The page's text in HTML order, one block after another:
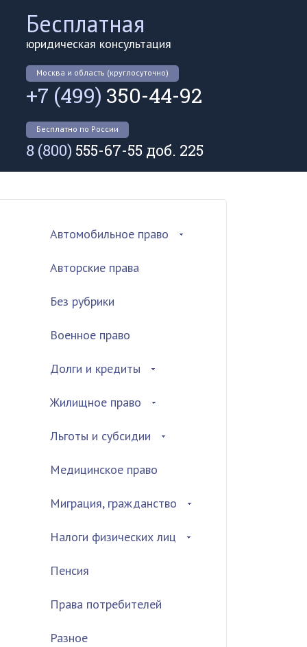
Бесплатная
юридическая консультация
Москва и область (круглосуточно)
+7 (499) 350-44-92
Бесплатно по России
8 (800) 555-67-55 доб. 225
Автомобильное право
Авторские права
Без рубрики
Военное право
Долги и кредиты
Жилищное право
Льготы и субсидии
Медицинское право
Миграция, гражданство
Налоги физических лиц
Пенсия
Права потребителей
Разное